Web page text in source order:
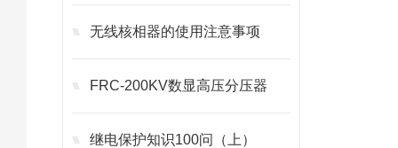
无线核相器的使用注意事项
FRC-200KV数显高压分压器
继电保护知识100问（上）